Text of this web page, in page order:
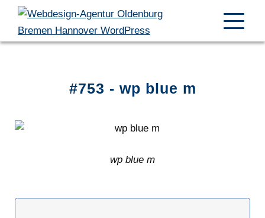
#753 - wp blue m
wp blue m